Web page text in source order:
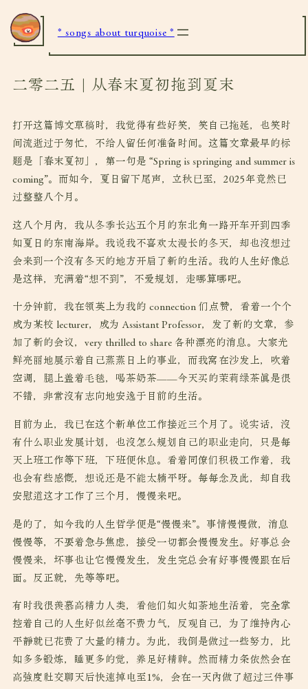
* songs about turquoise *
二零二五 | 从春末夏初拖到夏末
打开这篇博文草稿时，我觉得有些好笑，笑自己拖延，也笑时
间流逝过于匆忙，不给人留任何准备时间。这篇文章最早的标
题是「春末夏初」，第一句是 “Spring is springing and summer is
coming”。而如今，夏日留下尾声，立秋已至，2025年竟然已
过整整八个月。
这八个月内，我从冬季长达五个月的东北角一路开车开到四季
如夏日的东南海岸。我说我不喜欢太漫长的冬天，却也没想过
会来到一个没有冬天的地方开启了新的生活。我的人生好像总
是这样，充满着“想不到”，不爱规划，走哪算哪吧。
十分钟前，我在领英上为我的 connection 们点赞，看着一个个
成为某校 lecturer，成为 Assistant Professor，发了新的文章，参
加了新的会议，very thrilled to share 各种漂亮的消息。大家光
鲜亮丽地展示着自己蒸蒸日上的事业，而我窝在沙发上，吹着
空调，腿上盖着毛毯，喝茶奶茶——今天买的茉莉绿茶真是很
不错，非常没有志向地安逸于目前的生活。
目前为止，我已在这个新单位工作接近三个月了。说实话，没
有什么职业发展计划，也没怎么规划自己的职业走向，只是每
天上班工作等下班，下班便休息。看着同僚们积极工作着，我
也会有些感慨，想说还是不能太躺平呀。每每念及此，却自我
安慰道这才工作了三个月，慢慢来吧。
是的了，如今我的人生哲学便是“慢慢来”。事情慢慢做，消息
慢慢等，不要着急与焦虑，接受一切都会慢慢发生。好事总会
慢慢来，坏事也让它慢慢发生，发生完总会有好事慢慢跟在后
面。反正就，先等等吧。
有时我很羡慕高精力人类，看他们如火如荼地生活着，完全掌
控着自己的人生好似丝毫不费力气，反观自己，为了维持内心
平静就已花费了大量的精力。为此，我倒是做过一些努力，比
如多多锻炼，睡更多的觉，养足好精神。然而精力条依然会在
高强度社交聊天后快速掉电至1%，会在一天内做了超过三件事